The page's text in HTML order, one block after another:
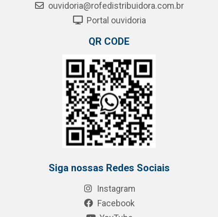
ouvidoria@rofedistribuidora.com.br
Portal ouvidoria
QR CODE
Siga nossas Redes Sociais
Instagram
Facebook